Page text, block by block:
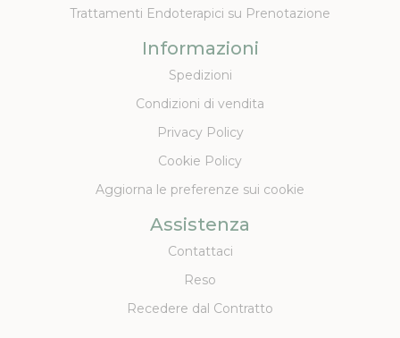
Trattamenti Endoterapici su Prenotazione
Informazioni
Spedizioni
Condizioni di vendita
Privacy Policy
Cookie Policy
Aggiorna le preferenze sui cookie
Assistenza
Contattaci
Reso
Recedere dal Contratto